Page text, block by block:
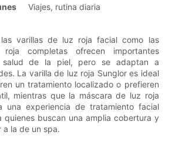
Viajes, rutina diaria
varillas de luz roja facial como las
completas ofrecen importantes
salud de la piel, pero se adaptan a
La varilla de luz roja Sunglor es ideal
un tratamiento localizado o prefieren
mientras que la máscara de luz roja
una experiencia de tratamiento facial
quienes buscan una amplia cobertura y
a la de un spa.